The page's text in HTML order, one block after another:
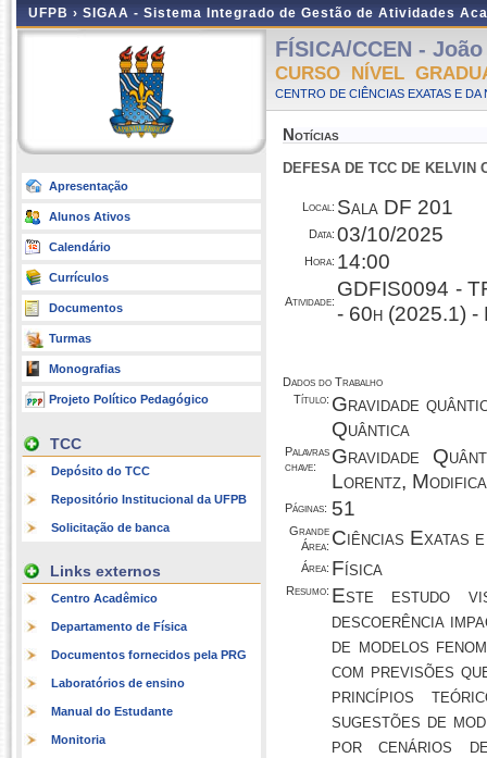
UFPB › SIGAA - Sistema Integrado de Gestão de Atividades
Apresentação
Alunos Ativos
Calendário
Currículos
Documentos
Turmas
Monografias
Projeto Político Pedagógico
TCC
Depósito do TCC
Repositório Institucional da UFPB
Solicitação de banca
Links externos
Centro Acadêmico
Departamento de Física
Documentos fornecidos pela PRG
Laboratórios de ensino
Manual do Estudante
Monitoria
FÍSICA/CCEN -
CURSO NÍVEL
CENTRO DE CIÊNCIAS EXATAS E
Notícias
DEFESA DE TCC DE KELVIN
Local: Sala DF 201
Data: 03/10/2025
Hora: 14:00
Atividade:
GDFIS0094 -
- 60h (2025.1) -
Dados do Trabalho
Título: Gravidade
Quântica
Palavras
chave:
Gravidade
Lorentz,
Páginas: 51
Grande
Área: Ciências Exatas
Área: Física
Resumo: Este estudo
descoerência
de modelos
com previsões
princípios
sugestões de
por cenários